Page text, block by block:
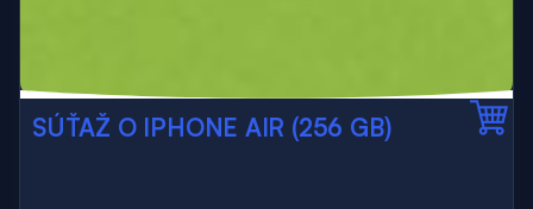
SÚŤAŽ O IPHONE AIR (256 GB)